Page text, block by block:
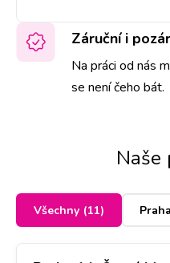
Záruční i
Na práci od nás
se není čeho bát.
Naše
Všechny (11) Praha